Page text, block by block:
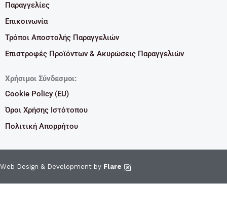
Παραγγελίες
Επικοινωνία
Τρόποι Αποστολής Παραγγελιών
Επιστροφές Προϊόντων & Ακυρώσεις Παραγγελιών
Χρήσιμοι Σύνδεσμοι:
Cookie Policy (EU)
Όροι Χρήσης Ιστότοπου
Πολιτική Απορρήτου
Web Design & Development by Flare